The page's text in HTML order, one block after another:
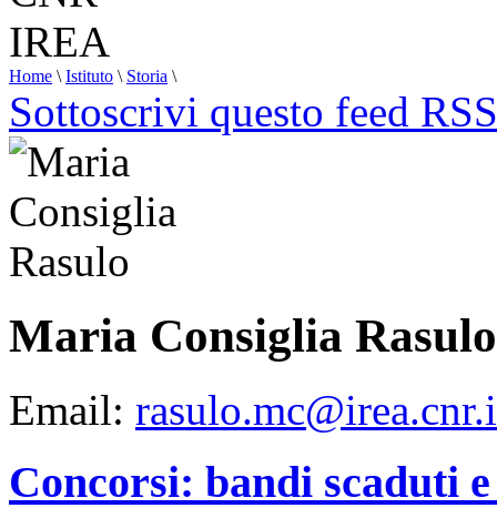
Home \ Istituto \ Storia \
Sottoscrivi questo feed RSS
Maria Consiglia Rasulo
Email:
Concorsi: bandi scaduti